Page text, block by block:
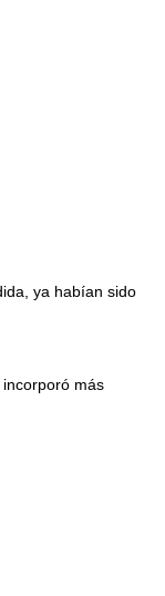
ya habían sido
más